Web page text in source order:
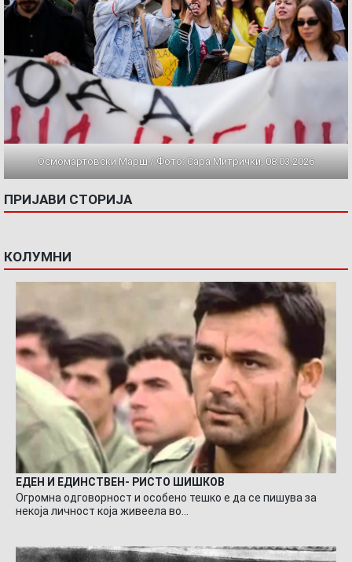
Осмомартовски Марш / Фото: Сара Митрички, 08.03.2026
ПРИЈАВИ СТОРИЈА
КОЛУМНИ
ЕДЕН И ЕДИНСТВЕН- РИСТО ШИШКОВ
Огромна одговорност и особено тешко е да се пишува за
некоја личност која живеела во…